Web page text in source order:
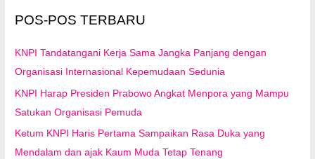
kPOS-POS TERBARU
KNPI Tandatangani Kerja Sama Jangka Panjang dengan
Organisasi Internasional Kepemudaan Sedunia
KNPI Harap Presiden Prabowo Angkat Menpora yang Mampu
Satukan Organisasi Pemuda
Ketum KNPI Haris Pertama Sampaikan Rasa Duka yang
Mendalam dan ajak Kaum Muda Tetap Tenang